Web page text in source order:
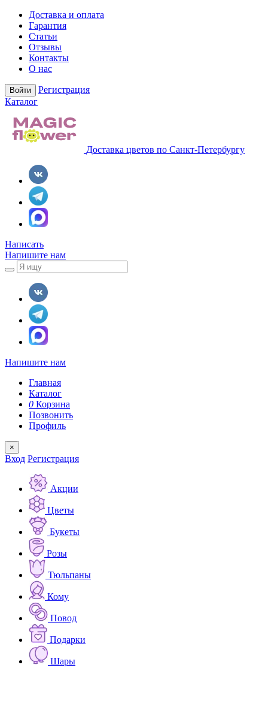
Доставка и оплата
Гарантия
Статьи
Отзывы
Контакты
О нас
Войти
Регистрация
Каталог
Доставка цветов по Санкт-Петербургу
Написать
Напишите нам
Напишите нам
Главная
Каталог
0 Корзина
Позвонить
Профиль
×
Вход Регистрация
Акции
Цветы
Букеты
Розы
Тюльпаны
Кому
Повод
Подарки
Шары